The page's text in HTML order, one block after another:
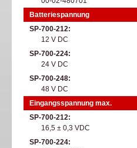
Batteriespannung
SP-700-212
12 V DC
SP-700-224
24 V DC
SP-700-248
48 V DC
Eingangsspannung max.
SP-700-212
16,5 ± 0,3 VDC
SP-700-224